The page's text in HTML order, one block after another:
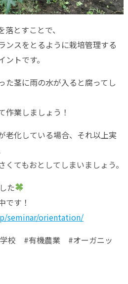
とすことで、
ンスをとるように栽培管理する
トです。
た茎に雨の水が入ると腐ってし
作業しましょう！
老化している場合、それ以上実
てもおとしてしまいましょう。
た
です！
seminar/orientation/
校 #有機農業 #オーガニッ